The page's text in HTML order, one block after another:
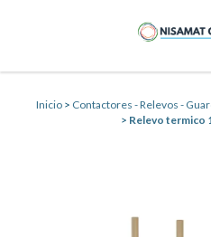
Inicio > Contactores - Relevos -
> Relevo termico